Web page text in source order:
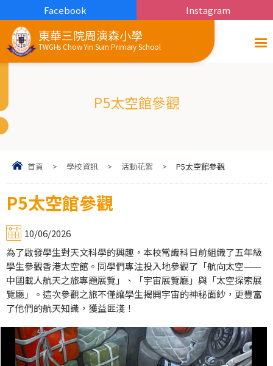
東華三院周演森小學
TWGHs Chow Yin Sum Primary School
Facebook Instagram
P5太空館參觀
首頁 > 學校資訊 > 活動花絮 > P5太空館參觀
P5太空館參觀
10/06/2026
為了啟發學生對天文科學的興趣，本校常識科日前組織了五年級
學生參觀香港太空館。同學們專注投入地參觀了「航向太空⸺
中國載人航天之旅專題展覽」、「宇宙展覽廳」與「太空探索展
覽廳」。這次參觀之旅不僅讓學生揭開宇宙的神秘面紗，更豐富
了他們的航天知識，獲益匪淺！